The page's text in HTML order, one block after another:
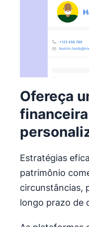
Ofereça
Estratégias
patrimônio
circunstâncias,
longo prazo de